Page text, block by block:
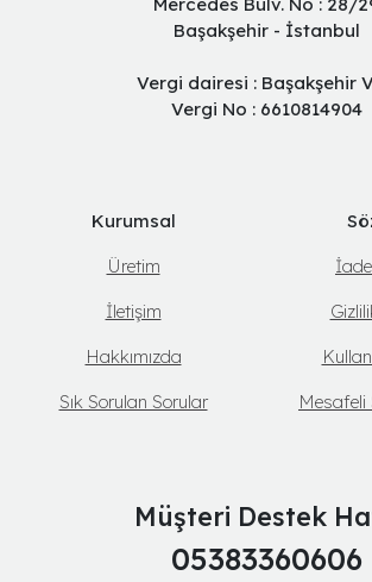
Başakşehir - İstanbul
Vergi dairesi : Başakşehir
Vergi No : 6610814904
Kurumsal
Üretim
İletişim
Hakkımızda
Sık Sorulan Sorular
Mesafeli
Müşteri Destek
05383360606